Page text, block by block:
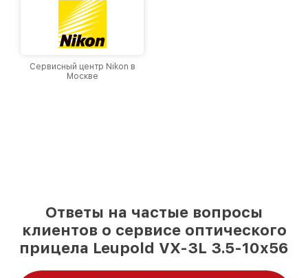
Сервисный центр Nikon в
Москве
Ответы на частые вопросы
клиентов о сервисе оптического
прицела Leupold VX-3L 3.5-10x56